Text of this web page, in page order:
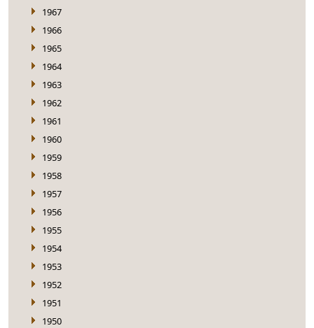
1967
1966
1965
1964
1963
1962
1961
1960
1959
1958
1957
1956
1955
1954
1953
1952
1951
1950